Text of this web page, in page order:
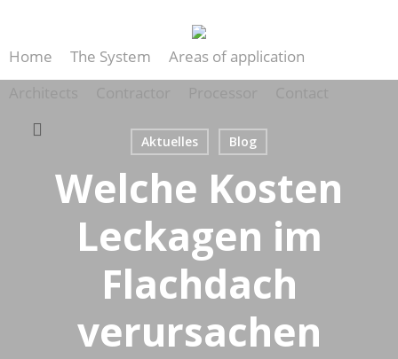
main
content
Home The System
Areas of application
Aktuelles Blog
Welche Kosten
Leckagen im
Flachdach
verursachen